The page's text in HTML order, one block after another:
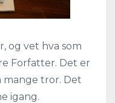
og vet hva som
Forfatter. Det er
mange tror. Det
igang.